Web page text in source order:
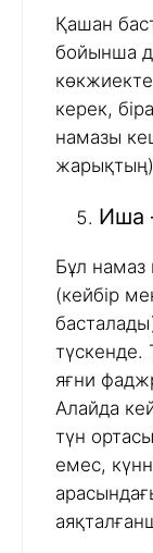
Қашан
бойынша
керек,
намазы
Иша
Бұл намаз
(кейбір
түскенде.
яғни
Алайда
түн
емес,